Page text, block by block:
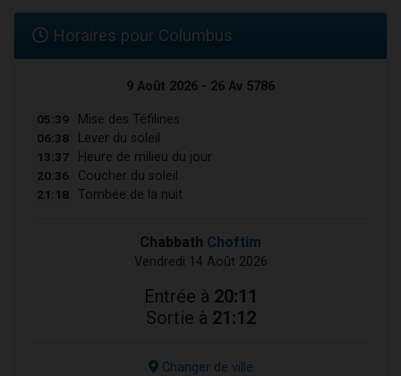
Horaires pour Columbus
9 Août 2026 - 26 Av 5786
05:39 Mise des Téfilines
06:38 Lever du soleil
13:37 Heure de milieu du jour
20:36 Coucher du soleil
21:18 Tombée de la nuit
Chabbath Choftim
Vendredi 14 Août 2026
Entrée à 20:11
Sortie à 21:12
Changer de ville